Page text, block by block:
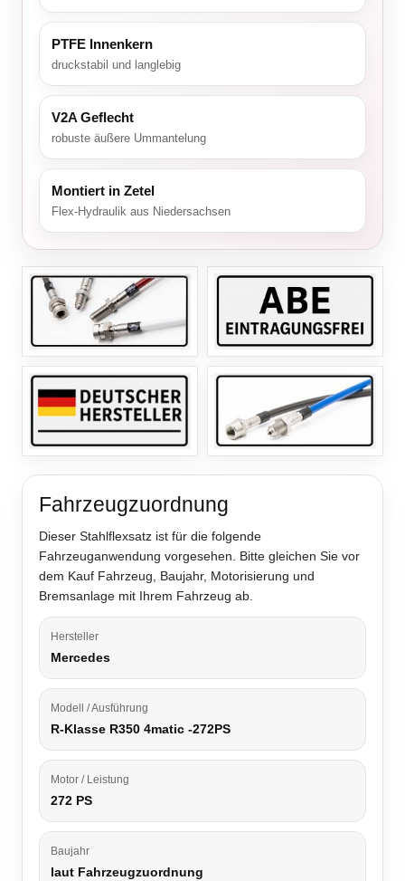
PTFE Innenkern
druckstabil und langlebig
V2A Geflecht
robuste äußere Ummantelung
Montiert in Zetel
Flex-Hydraulik aus Niedersachsen
Fahrzeugzuordnung
Dieser Stahlflexsatz ist für die folgende
Fahrzeuganwendung vorgesehen. Bitte gleichen Sie vor
dem Kauf Fahrzeug, Baujahr, Motorisierung und
Bremsanlage mit Ihrem Fahrzeug ab.
Hersteller
Mercedes
Modell / Ausführung
R-Klasse R350 4matic -272PS
Motor / Leistung
272 PS
Baujahr
laut Fahrzeugzuordnung